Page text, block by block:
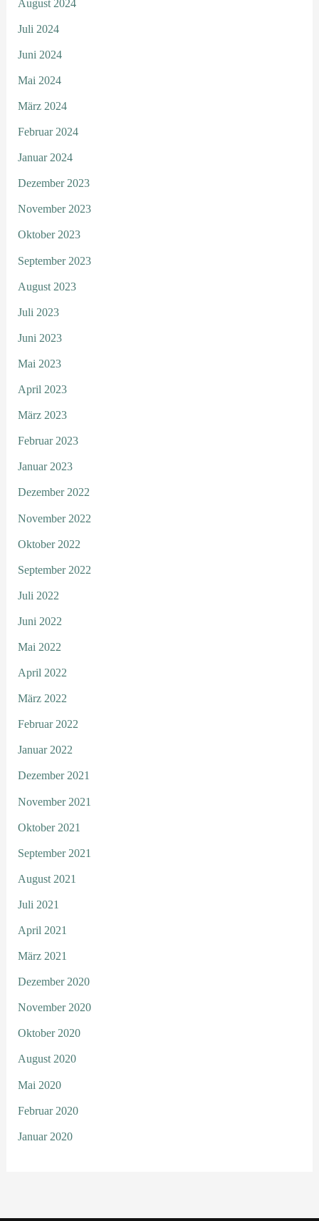
August 2024
Juli 2024
Juni 2024
Mai 2024
März 2024
Februar 2024
Januar 2024
Dezember 2023
November 2023
Oktober 2023
September 2023
August 2023
Juli 2023
Juni 2023
Mai 2023
April 2023
März 2023
Februar 2023
Januar 2023
Dezember 2022
November 2022
Oktober 2022
September 2022
Juli 2022
Juni 2022
Mai 2022
April 2022
März 2022
Februar 2022
Januar 2022
Dezember 2021
November 2021
Oktober 2021
September 2021
August 2021
Juli 2021
April 2021
März 2021
Dezember 2020
November 2020
Oktober 2020
August 2020
Mai 2020
Februar 2020
Januar 2020